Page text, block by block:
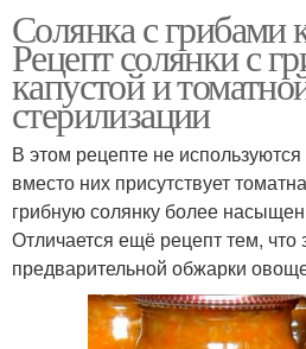
Солянка с грибами
Рецепт солянки с
капустой и
стерилизации
В этом рецепте не
вместо них присутствует
грибную солянку более
Отличается ещё рецепт тем, что
предварительной обжарки